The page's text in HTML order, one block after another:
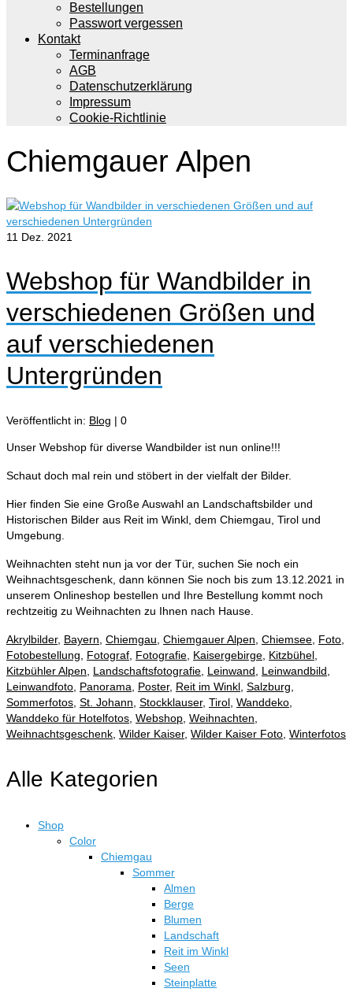
Bestellungen
Passwort vergessen
Kontakt
Terminanfrage
AGB
Datenschutzerklärung
Impressum
Cookie-Richtlinie
Chiemgauer Alpen
11 Dez. 2021
Webshop für Wandbilder in
verschiedenen Größen und
auf verschiedenen
Untergründen
Veröffentlicht in: Blog | 0
Unser Webshop für diverse Wandbilder ist nun online!!!
Schaut doch mal rein und stöbert in der vielfalt der Bilder.
Hier finden Sie eine Große Auswahl an Landschaftsbilder und
Historischen Bilder aus Reit im Winkl, dem Chiemgau, Tirol und
Umgebung.
Weihnachten steht nun ja vor der Tür, suchen Sie noch ein
Weihnachtsgeschenk, dann können Sie noch bis zum 13.12.2021 in
unserem Onlineshop bestellen und Ihre Bestellung kommt noch
rechtzeitig zu Weihnachten zu Ihnen nach Hause.
Akrylbilder, Bayern Chiemgau Chiemgauer Alpen Chiemsee Foto
Fotobestellung
Fotograf Fotografie Kaisergebirge Kitzbühel
Kitzbühler Alpen
Landschaftsfotografie Leinwand Leinwandbild
Leinwandfoto Panorama Poster, Reit im Winkl Salzburg
Sommerfotos St. Johann Stockklauser, Tirol Wanddeko
Wanddeko für Hotelfotos Webshop Weihnachten
Weihnachtsgeschenk Wilder Kaiser, Wilder Kaiser Foto Winterfotos
Alle Kategorien
Shop
Color
Chiemgau
Sommer
Almen
Berge
Blumen
Landschaft
Reit im Winkl
Seen
Steinplatte